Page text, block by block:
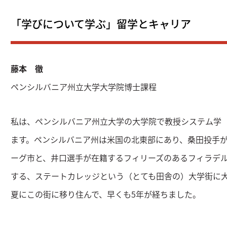
「学びについて学ぶ」留学とキャリア
藤本 徹
ペンシルバニア州立大学大学院博士課程
私は、ペンシルバニア州立大学の大学院で教授システム
ます。ペンシルバニア州は米国の北東部にあり、桑田投手
ーグ市と、井口選手が在籍するフィリーズのあるフィラデ
する、ステートカレッジという（とても田舎の）大学街に
夏にこの街に移り住んで、早くも5年が経ちました。